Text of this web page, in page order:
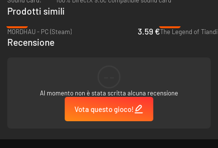
aiuti minimi. Tutte le abilità del padre sono disponibili fin dall'inizio e la
padronanza di quelle abilità, così come l'osservazione acuta dell'ambiente
circostante, è fondamentale per la sopravvivenza ed il successo.
Prodotti simili
MORDHAU - PC (Steam)
3.59 €The Legend of
Recensione
Al momento non è stata scritta alcuna recensione
Vota questo gioco!